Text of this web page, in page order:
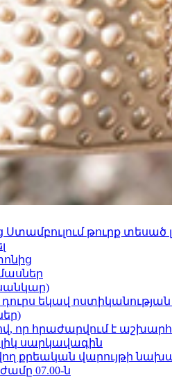
թուրք տեսած
դուրս եկավ
որ հրաժարվում է
սարկավագին
քրեական վարույթի
07.00-ն